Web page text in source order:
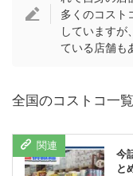
多くのコスト
していますが
ている店舗も
全国のコストコ一
今
と